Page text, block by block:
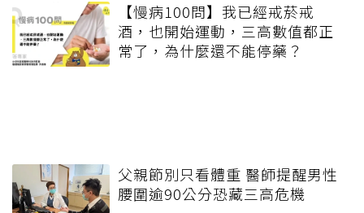
【慢病100問】我已經戒菸戒
酒，也開始運動，三高數值都正
常了，為什麼還不能停藥？
父親節別只看體重 醫師提醒男性
腰圍逾90公分恐藏三高危機